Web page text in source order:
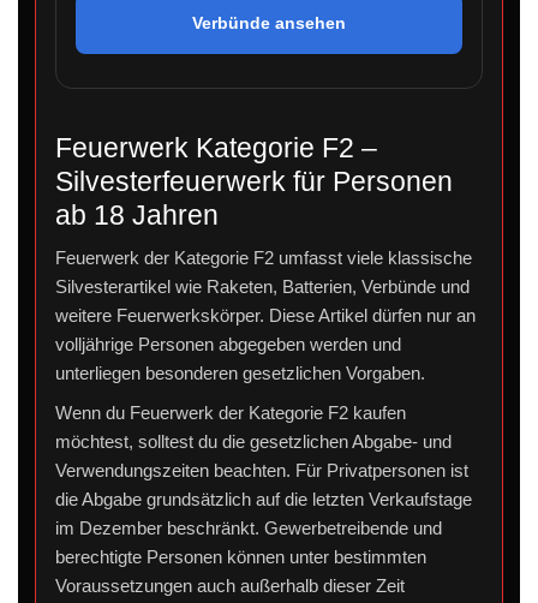
Verbünde ansehen
Feuerwerk Kategorie F2 –
Silvesterfeuerwerk für Personen
ab 18 Jahren
Feuerwerk der Kategorie F2 umfasst viele klassische
Silvesterartikel wie Raketen, Batterien, Verbünde und
weitere Feuerwerkskörper. Diese Artikel dürfen nur an
volljährige Personen abgegeben werden und
unterliegen besonderen gesetzlichen Vorgaben.
Wenn du Feuerwerk der Kategorie F2 kaufen
möchtest, solltest du die gesetzlichen Abgabe- und
Verwendungszeiten beachten. Für Privatpersonen ist
die Abgabe grundsätzlich auf die letzten Verkaufstage
im Dezember beschränkt. Gewerbetreibende und
berechtigte Personen können unter bestimmten
Voraussetzungen auch außerhalb dieser Zeit